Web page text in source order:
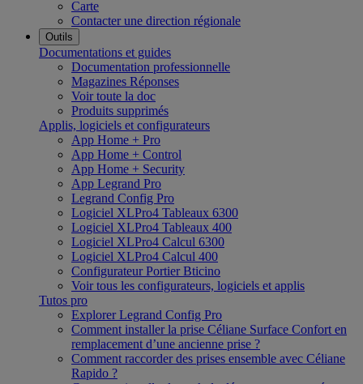
Carte
Contacter une direction régionale
Outils
Documentations et guides
Documentation professionnelle
Magazines Réponses
Voir toute la doc
Produits supprimés
Applis, logiciels et configurateurs
App Home + Pro
App Home + Control
App Home + Security
App Legrand Pro
Legrand Config Pro
Logiciel XLPro4 Tableaux 6300
Logiciel XLPro4 Tableaux 400
Logiciel XLPro4 Calcul 6300
Logiciel XLPro4 Calcul 400
Configurateur Portier Bticino
Voir tous les configurateurs, logiciels et applis
Tutos pro
Explorer Legrand Config Pro
Comment installer la prise Céliane Surface Confort en
remplacement d’une ancienne prise ?
Comment raccorder des prises ensemble avec Céliane
Rapido ?